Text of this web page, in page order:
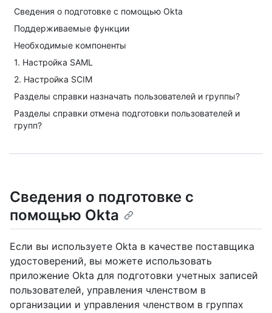
Сведения о подготовке с помощью Okta
Поддерживаемые функции
Необходимые компоненты
1. Настройка SAML
2. Настройка SCIM
Разделы справки назначать пользователей и группы?
Разделы справки отмена подготовки пользователей и
групп?
Сведения о подготовке с
помощью Okta
Если вы используете Okta в качестве поставщика
удостоверений, вы можете использовать
приложение Okta для подготовки учетных записей
пользователей, управления членством в
организации и управления членством в группах